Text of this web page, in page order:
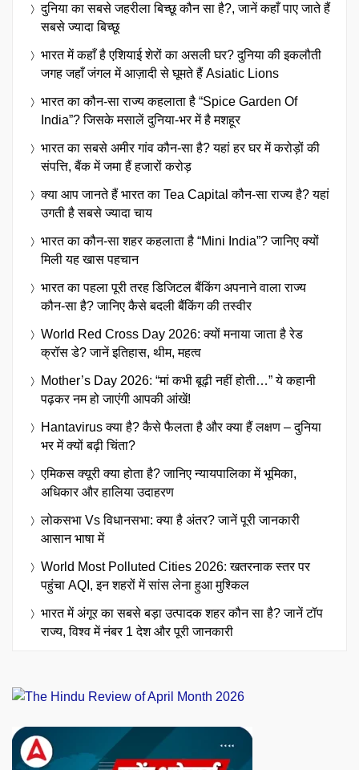
दुनिया का सबसे जहरीला बिच्छू कौन सा है?, जानें कहाँ पाए जाते हैं
सबसे ज्यादा बिच्छू
भारत में कहाँ है एशियाई शेरों का असली घर? दुनिया की इकलौती
जगह जहाँ जंगल में आज़ादी से घूमते हैं Asiatic Lions
भारत का कौन-सा राज्य कहलाता है “Spice Garden Of
India”? जिसके मसालें दुनिया-भर में है मशहूर
भारत का सबसे अमीर गांव कौन-सा है? यहां हर घर में करोड़ों की
संपत्ति, बैंक में जमा हैं हजारों करोड़
क्या आप जानते हैं भारत का Tea Capital कौन-सा राज्य है? यहां
उगती है सबसे ज्यादा चाय
भारत का कौन-सा शहर कहलाता है “Mini India”? जानिए क्यों
मिली यह खास पहचान
भारत का पहला पूरी तरह डिजिटल बैंकिंग अपनाने वाला राज्य
कौन-सा है? जानिए कैसे बदली बैंकिंग की तस्वीर
World Red Cross Day 2026: क्यों मनाया जाता है रेड
क्रॉस डे? जानें इतिहास, थीम, महत्व
Mother’s Day 2026: “मां कभी बूढ़ी नहीं होती…” ये कहानी
पढ़कर नम हो जाएंगी आपकी आंखें!
Hantavirus क्या है? कैसे फैलता है और क्या हैं लक्षण – दुनिया
भर में क्यों बढ़ी चिंता?
एमिकस क्यूरी क्या होता है? जानिए न्यायपालिका में भूमिका,
अधिकार और हालिया उदाहरण
लोकसभा Vs विधानसभा: क्या है अंतर? जानें पूरी जानकारी
आसान भाषा में
World Most Polluted Cities 2026: खतरनाक स्तर पर
पहुंचा AQI, इन शहरों में सांस लेना हुआ मुश्किल
भारत में अंगूर का सबसे बड़ा उत्पादक शहर कौन सा है? जानें टॉप
राज्य, विश्व में नंबर 1 देश और पूरी जानकारी